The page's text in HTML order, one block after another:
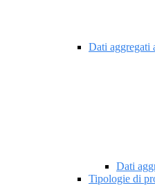
Dati aggregati
Dati
Tipologie di